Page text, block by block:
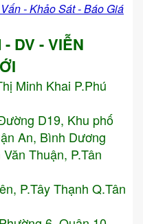
- Khảo Sát - Báo Giá
DV - VIỄN
Minh Khai P.Phú
D19, Khu phố
An, Bình Dương
Thuận, P.Tân
P.Tây Thạnh Q.Tân